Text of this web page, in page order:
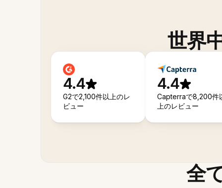
世界
4.4
G2で2,100件以上のレ
ビュー
4.4
Capterraで8,200件
上のレビュー
全